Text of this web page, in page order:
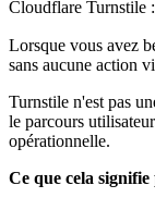
Cloudflare Turnstile
Lorsque vous avez
sans aucune action
Turnstile n'est pas
le parcours
opérationnelle.
Ce que cela